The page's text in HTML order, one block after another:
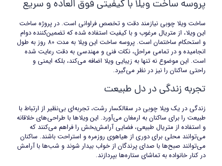
پروسه ساخت ویلا با کیفیتی فوق العاده و سریع
ساخت ویلا چوبی نیازمند دقت و تخصص فراوانی است. در پروژه ساخت
این ویلا، از متریال مرغوب و با کیفیت استفاده شده که تضمین‌کننده دوام
و استحکام ساختمان است. پروسه ساخت این ویلا به مدت 80 روز به طول
انجامیده و در تمامی مراحل، نکات فنی و مهندسی به دقت رعایت شده
است. این موضوع نه تنها به زیبایی ویلا اضافه می‌کند، بلکه ایمنی و
راحتی ساکنان را نیز در نظر می‌گیرد.
تجربه زندگی در دل طبیعت
زندگی در یک ویلا چوبی در سقالکسار رشت، تجربه‌ای بی‌نظیر از ارتباط با
طبیعت را برای ساکنان به ارمغان می‌آورد. این ویلاها با طراحی‌های خلاقانه
و استفاده از متریال طبیعی، فضایی آرامش‌بخش را فراهم می‌کنند که
می‌توانند محلی برای دوری از هیاهوی روزمره و استراحت باشند. ساکنان
می‌توانند صبح‌ها با صدای پرندگان از خواب بیدار شوند و شب‌ها با آرامش
در کنار خانواده به تماشای ستاره‌ها بپردازند.